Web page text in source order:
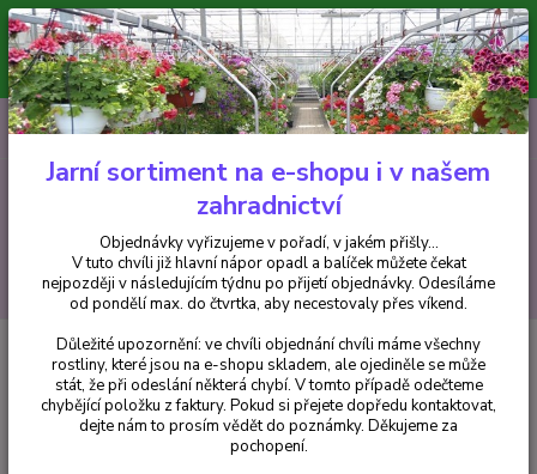
Minimální hodnota pro odeslání z e-shopu je 300 Kč.
V tuto chvíli již hlavní nápor objednávek opadl a balíček můžete čekat
nejpozději v následujícím týdnu po přijetí objednávky. Objednávky
vyřizujeme v pořadí, v jakém přišly...
CZK
Hledat
+420 602 223 614 0ks
za0 Kč
Fuchsie Magellanica Tricolori Fuchsie mrazuvzdorná 1147 F
Magellanica Tricolori Fuchsie
mrazuvzdorná 1147 F
Jarní sortiment na e-shopu i v našem
zahradnictví
Objednávky vyřizujeme v pořadí, v jakém přišly...
V tuto chvíli již hlavní nápor opadl a balíček můžete čekat
nejpozději v následujícím týdnu po přijetí objednávky. Odesíláme
od pondělí max. do čtvrtka, aby necestovaly přes víkend.
Důležité upozornění: ve chvíli objednání chvíli máme všechny
rostliny, které jsou na e-shopu skladem, ale ojediněle se může
stát, že při odeslání některá chybí. V tomto případě odečteme
chybějící položku z faktury. Pokud si přejete dopředu kontaktovat,
dejte nám to prosím vědět do poznámky. Děkujeme za
pochopení.